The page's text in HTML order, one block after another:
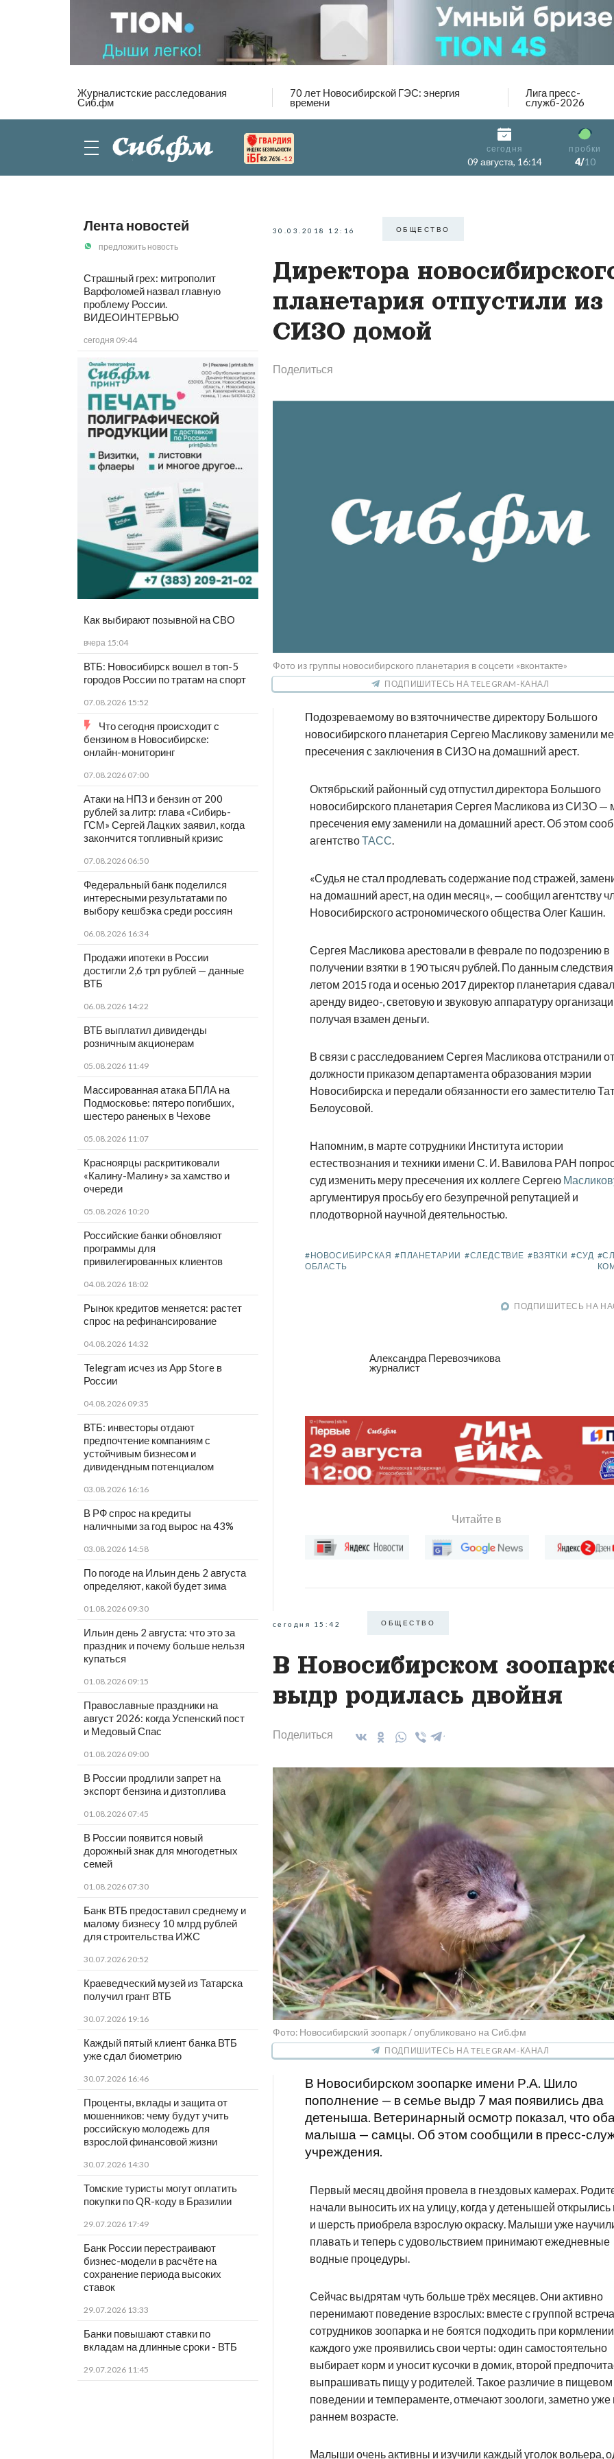
Журналистские расследования
Сиб.фм
70 лет Новосибирской ГЭС: энергия
времени
Лига пресс-
служб-2026
82.76% -1.2
сегодня
09 августа, 16:14
пробки
4/10
Лента новостей
предложить новость
Страшный грех: митрополит
Варфоломей назвал главную
проблему России.
ВИДЕОИНТЕРВЬЮ
сегодня 09:44
Как выбирают позывной на СВО
вчера 15:04
ВТБ: Новосибирск вошел в топ-5
городов России по тратам на спорт
07.08.2026 15:52
Что сегодня происходит с
бензином в Новосибирске:
онлайн-мониторинг
07.08.2026 07:00
Атаки на НПЗ и бензин от 200
рублей за литр: глава «Сибирь-
ГСМ» Сергей Лацких заявил, когда
закончится топливный кризис
07.08.2026 06:50
Федеральный банк поделился
интересными результатами по
выбору кешбэка среди россиян
06.08.2026 16:34
Продажи ипотеки в России
достигли 2,6 трл рублей — данные
ВТБ
06.08.2026 14:22
ВТБ выплатил дивиденды
розничным акционерам
05.08.2026 11:49
Массированная атака БПЛА на
Подмосковье: пятеро погибших,
шестеро раненых в Чехове
05.08.2026 11:07
Красноярцы раскритиковали
«Калину-Малину» за хамство и
очереди
05.08.2026 10:20
Российские банки обновляют
программы для
привилегированных клиентов
04.08.2026 18:02
Рынок кредитов меняется: растет
спрос на рефинансирование
04.08.2026 14:32
Telegram исчез из App Store в
России
04.08.2026 09:35
ВТБ: инвесторы отдают
предпочтение компаниям с
устойчивым бизнесом и
дивидендным потенциалом
03.08.2026 16:16
В РФ спрос на кредиты
наличными за год вырос на 43%
03.08.2026 14:58
По погоде на Ильин день 2 августа
определяют, какой будет зима
01.08.2026 09:30
Ильин день 2 августа: что это за
праздник и почему больше нельзя
купаться
01.08.2026 09:15
Православные праздники на
август 2026: когда Успенский пост
и Медовый Спас
01.08.2026 09:00
В России продлили запрет на
экспорт бензина и дизтоплива
01.08.2026 07:45
В России появится новый
дорожный знак для многодетных
семей
01.08.2026 07:30
Банк ВТБ предоставил среднему и
малому бизнесу 10 млрд рублей
для строительства ИЖС
30.07.2026 20:52
Краеведческий музей из Татарска
получил грант ВТБ
30.07.2026 19:16
Каждый пятый клиент банка ВТБ
уже сдал биометрию
30.07.2026 16:46
Проценты, вклады и защита от
мошенников: чему будут учить
российскую молодежь для
взрослой финансовой жизни
30.07.2026 14:30
Томские туристы могут оплатить
покупки по QR-коду в Бразилии
29.07.2026 17:49
Банк России перестраивают
бизнес-модели в расчёте на
сохранение периода высоких
ставок
29.07.2026 13:33
Банки повышают ставки по
вкладам на длинные сроки - ВТБ
29.07.2026 11:45
30.03.2018 12:16 ОБЩЕСТВО
Директора
планетария отпустили из
СИЗО домой
Поделиться
Фото из группы новосибирского планетария в соцсети «вконтакте»
ПОДПИШИТЕСЬ НА TELEGRAM-КАНАЛ
Подозреваемому во взяточничестве директору Большого
новосибирского планетария Сергею Масликову заменили
пресечения с заключения в СИЗО на домашний арест.
Октябрьский районный суд отпустил директора Большого
новосибирского планетария Сергея Масликова из СИЗО —
пресечения ему заменили на домашний арест. Об этом
агентствоТАСС.
«Судья не стал продлевать содержание под стражей,
на домашний арест, на один месяц», — сообщил агентству
Новосибирского астрономического общества Олег Кашин.
Сергея Масликова арестовали в феврале по подозрению в
получении взятки в 190 тысяч рублей. По данным
летом 2015 года и осенью 2017 директор планетария
аренду видео-, световую и звуковую аппаратуру
получая взамен деньги.
В связи с расследованием Сергея Масликова отстранили от
должности приказом департамента образования мэрии
Новосибирска и передали обязанности его заместителю
Белоусовой.
Напомним, в марте сотрудники Института истории
естествознания и техники имени С. И. Вавилова РАН
суд изменить меру пресечения их коллеге Сергею
аргументируя просьбу его безупречной репутацией и
плодотворной научной деятельностью.
#НОВОСИБИРСКАЯ
ОБЛАСТЬ
#ПЛАНЕТАРИИ #СЛЕДСТВИЕ #ВЗЯТКИ #СУД
ПОДПИШИТЕСЬ НА
Александра Перевозчикова
журналист
Читайте в
сегодня 15:42 ОБЩЕСТВО
В Новосибирском
выдр родилась двойня
Поделиться
Фото: Новосибирский зоопарк / опубликовано на Сиб.фм
ПОДПИШИТЕСЬ НА TELEGRAM-КАНАЛ
В Новосибирском зоопарке имени Р.А. Шило
пополнение — в семье выдр 7 мая появились два
детеныша. Ветеринарный осмотр показал, что
малыша — самцы. Об этом сообщили в пресс-
учреждения.
Первый месяц двойня провела в гнездовых камерах.
начали выносить их на улицу, когда у детенышей открылись
и шерсть приобрела взрослую окраску. Малыши уже
плавать и теперь с удовольствием принимают ежедневные
водные процедуры.
Сейчас выдрятам чуть больше трёх месяцев. Они активно
перенимают поведение взрослых: вместе с группой
сотрудников зоопарка и не боятся подходить при
каждого уже проявились свои черты: один самостоятельно
выбирает корм и уносит кусочки в домик, второй
выпрашивать пищу у родителей. Такое различие в пищевом
поведении и темпераменте, отмечают зоологи, заметно уже
раннем возрасте.
Малыши очень активны и изучили каждый уголок вольера,